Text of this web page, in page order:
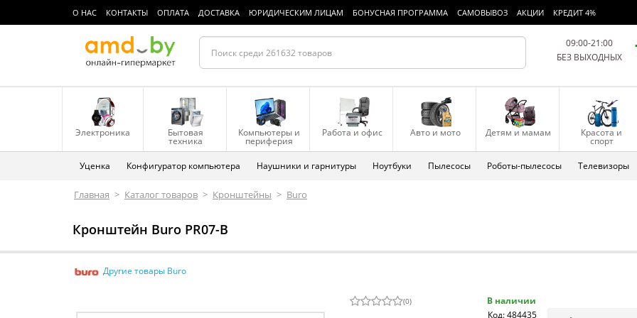
О НАС КОНТАКТЫ ОПЛАТА ДОСТАВКА ЮРИДИЧЕСКИМ ЛИЦАМ БОНУСНАЯ ПРОГРАММА САМОВЫВОЗ АКЦИИ КРЕДИТ 4%
09:00-21:00
БЕЗ ВЫХОДНЫХ
Электроника Бытовая
техника
Компьютеры и
периферия
Работа и офис Авто и мото Детям и мамам Красота и
спорт
Уценка Конфигуратор компьютера Наушники и гарнитуры Ноутбуки Пылесосы Роботы-пылесосы Телевизоры
Главная > Каталог товаров > Кронштейны > Buro
Кронштейн Buro PR07-B
Другие товары Buro
(0)
В наличии
Код: 484435